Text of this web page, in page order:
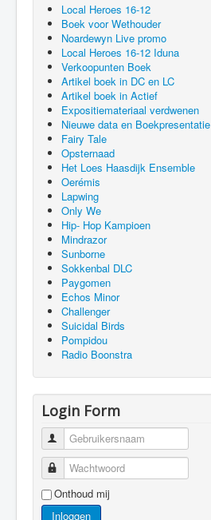
Local Heroes 16-12
Boek voor Wethouder
Noardewyn Live promo
Local Heroes 16-12 Iduna
Verkoopunten Boek
Artikel boek in DC en LC
Artikel boek in Actief
Expositiemateriaal verdwenen
Nieuwe data en Boekpresentatie
Fairy Tale
Opsternaad
Het Loes Haasdijk Ensemble
Oerémis
Lapwing
Only We
Hip- Hop Kampioen
Mindrazor
Sunborne
Sokkenbal DLC
Paygomen
Echos Minor
Challenger
Suicidal Birds
Pompidou
Radio Boonstra
Login Form
Gebruikersnaam
Wachtwoord
Onthoud mij
Inloggen